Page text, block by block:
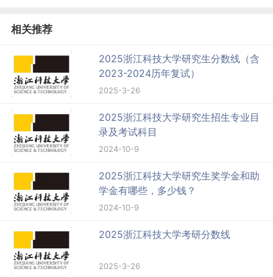
相关推荐
2025浙江科技大学研究生分数线（含
2023-2024历年复试）
2025-3-26
2025浙江科技大学研究生招生专业目
录及考试科目
2024-10-9
2025浙江科技大学研究生奖学金和助
学金有哪些，多少钱？
2024-10-9
2025浙江科技大学考研分数线
2025-3-26